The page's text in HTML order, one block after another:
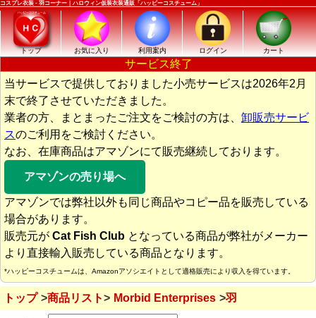
コスプレ衣装 - 羽コーナー｜ハロウィン仮装衣装通販「ハッピーコスチューム」
トップ お気に入り 利用案内 ログイン カート
サービス終了
当サービスで提供しておりました小売サービスは2026年2月
末で終了させていただきました。
業者の方、まとまったご注文をご検討の方は、 卸販売サービ
スのご利用をご検討ください。
なお、在庫商品はアマゾンにて販売継続しております。
アマゾンの売り場へ
アマゾンでは弊社以外も同じ商品やコピー品を販売している
場合があります。
販売元が Cat Fish Club となっている商品が弊社がメーカー
より直接輸入販売している商品となります。
*ハッピーコスチュームは、Amazonアソシエイトとして適格販売により収入を得ています。
トップ 商品リスト Morbid Enterprises 羽